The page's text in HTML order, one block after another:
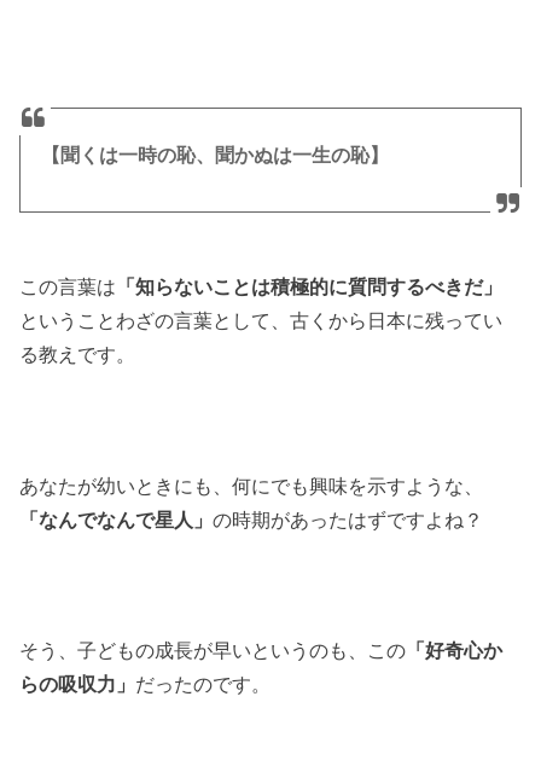
【聞くは一時の恥、聞かぬは一生の恥】
この言葉は 「知らないことは積極的に質問するべきだ」
という ことわざの言葉として、古くから日本に残ってい
る教えです。
あなたが幼いときにも、何にでも興味を示すような、
「なんでなんで星人」の時期があったはずですよね？
そう、子どもの成長が早いというのも、この 「好奇心か
らの吸収力」 だったのです。